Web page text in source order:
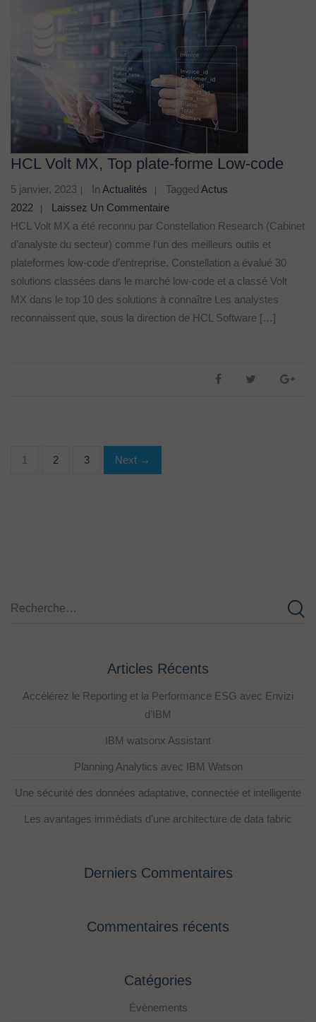
HCL Volt MX, Top plate-forme Low-code
5 janvier, 2023 In Actualités Tagged Actus
2022
Laissez Un Commentaire
HCL Volt MX a été reconnu par Constellation Research (Cabinet
d’analyste du secteur) comme l’un des meilleurs outils et
plateformes low-code d’entreprise. Constellation a évalué 30
solutions classées dans le marché low-code et a classé Volt
MX dans le top 10 des solutions à connaître Les analystes
reconnaissent que, sous la direction de HCL Software […]
1 2 3 Next →
Articles Récents
Accélérez le Reporting et la Performance ESG avec Envizi
d’IBM
IBM watsonx Assistant
Planning Analytics avec IBM Watson
Une sécurité des données adaptative, connectée et intelligente
Les avantages immédiats d’une architecture de data fabric
Derniers Commentaires
Commentaires récents
Catégories
Évènements